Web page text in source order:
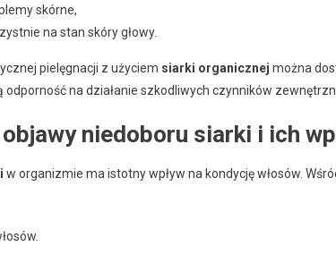
skórne,
na stan skóry głowy.
pielęgnacji z użyciem siarki organicznej można
odporność na działanie szkodliwych czynników
niedoboru siarki i ich
w organizmie ma istotny wpływ na kondycję włosów.